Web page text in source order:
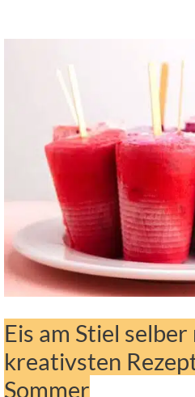
Eis am Stiel
kreativsten
Sommer